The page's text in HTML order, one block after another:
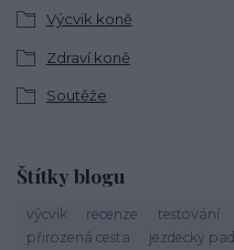
Výcvik koně
Zdraví koně
Soutěže
Štítky blogu
výcvik recenze testování
přirozená cesta
jezdecký pad